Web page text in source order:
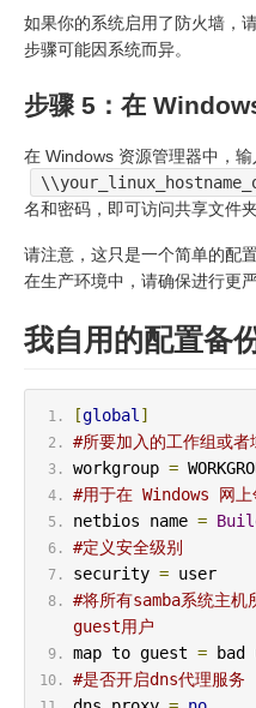
如果你的系统启用了防火墙，
步骤可能因系统而异。
步骤 5：在
在 Windows 资源管理器中，输
名和密码，即可访问共享文件夹
请注意，这只是一个简单的配
在生产环境中，请确保进行更
我自用的配置备
[global ]
#所要加入的工作组或者
workgroup =
#用于在 Windows 网上
netbios name =
#定义安全级别
security = user
#将所有samba系统主机
guest用户
map to guest = bad
#是否开启dns代理服务